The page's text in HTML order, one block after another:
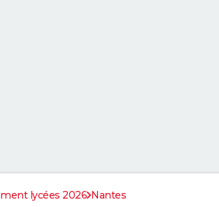
lycées 2026 Nantes